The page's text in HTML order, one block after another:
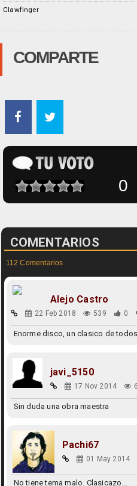
Clawfinger
COMPARTE
COMENTARIOS
112 Comentarios
Alejo Castro
22 Feb 2018 539 0
Enorme disco, un clasico de
javi_5150
17 Nov 2014
Sin duda una obra maestra
Pachi67
01 May 2014
No tiene tema malo. Clasicazo...